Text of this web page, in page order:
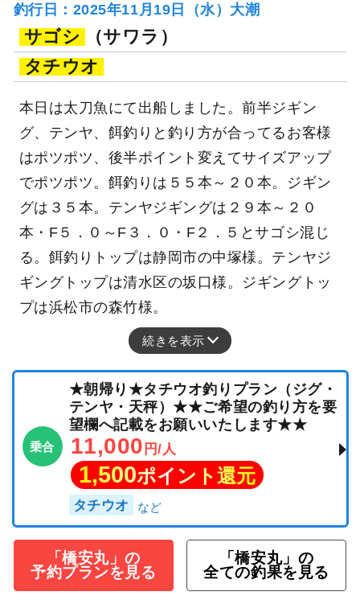
釣行日：2025年11月19日（水）大潮
サゴシ
（サワラ）
タチウオ
本日は太刀魚にて出船しました。前半ジギン
グ、テンヤ、餌釣りと釣り方が合ってるお客様
はポツポツ、後半ポイント変えてサイズアップ
でポツポツ。餌釣りは５５本～２０本。ジギン
グは３５本。テンヤジギングは２９本～２０
本・F５．０～F３．０・F２．５とサゴシ混じ
る。餌釣りトップは静岡市の中塚様。テンヤジ
ギングトップは清水区の坂口様。ジギングトッ
プは浜松市の森竹様。
続きを表示
乗合
★朝帰り★タチウオ釣りプラン（ジグ・
テンヤ・天秤）★★ご希望の釣り方を要
望欄へ記載をお願いいたします★★
11,000 円/人
1,500ポイント還元
タチウオ
「橋安丸」の
予約プランを見る
「橋安丸」の
全ての釣果を見る